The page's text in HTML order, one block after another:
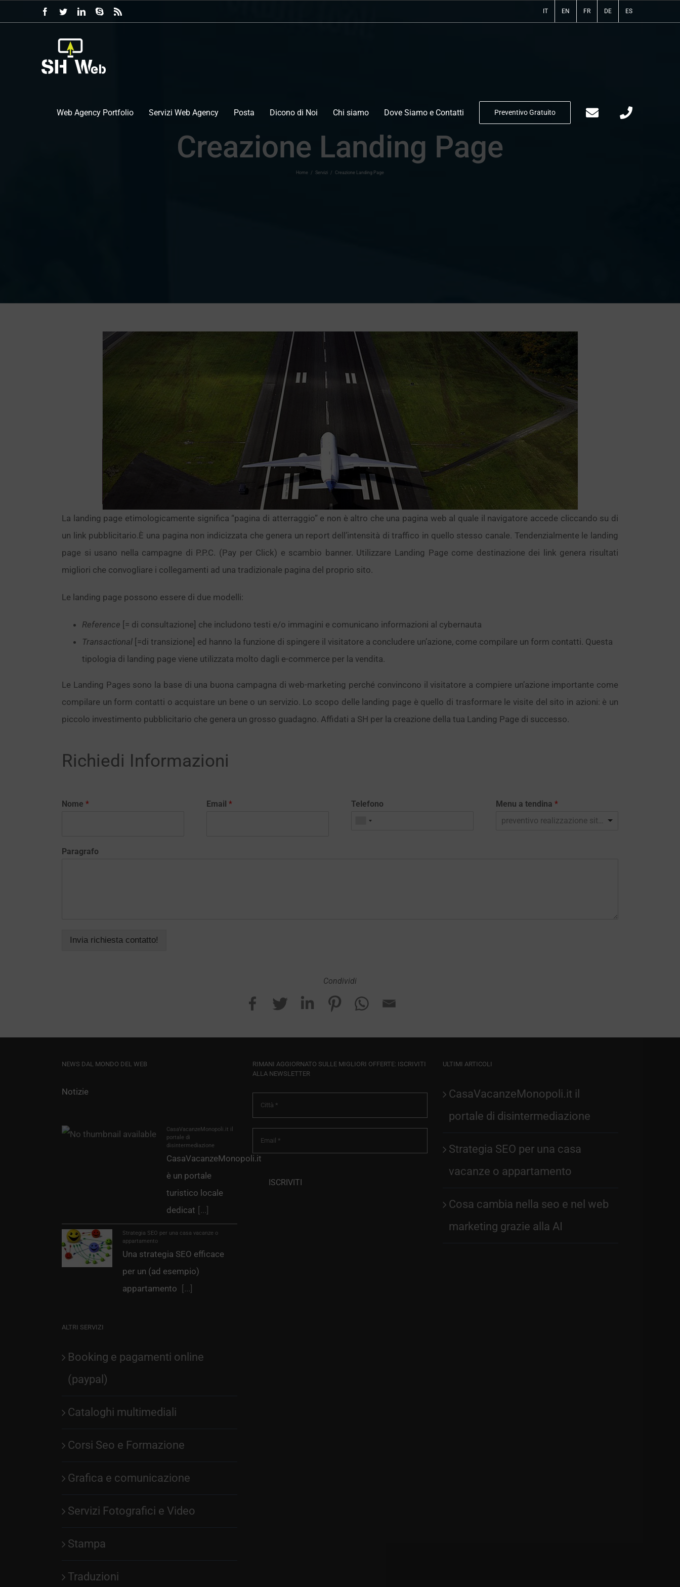
al
Facebook
TwitterLinkedIn
Skype IT EN FR DE ES
Web Agency Portfolio Servizi Web Agency Posta Dicono di Noi Chi siamo Dove Siamo e Contatti Preventivo Gratuito
Creazione Landing Page
Home / Servizi / Creazione Landing Page
La landing page etimologicamente significa “pagina di atterraggio” e non è altro che una pagina web al quale il navigatore accede cliccando su di
un link pubblicitario.È una pagina non indicizzata che genera un report dell’intensità di traffico in quello stesso canale. Tendenzialmente le landing
page si usano nella campagne di P.P.C. (Pay per Click) e scambio banner. Utilizzare Landing Page come destinazione dei link genera risultati
migliori che convogliare i collegamenti ad una tradizionale pagina del proprio sito.
Le landing page possono essere di due modelli:
Reference [= di consultazione] che includono testi e/o immagini e comunicano informazioni al cybernauta
Transactional [=di transizione] ed hanno la funzione di spingere il visitatore a concludere un’azione, come compilare un form contatti. Questa
tipologia di landing page viene utilizzata molto dagli e-commerce per la vendita.
Le Landing Pages sono la base di una buona campagna di web-marketing perché convincono il visitatore a compiere un’azione importante come
compilare un form contatti o acquistare un bene o un servizio. Lo scopo delle landing page è quello di trasformare le visite del sito in azioni: è un
piccolo investimento pubblicitario che genera un grosso guadagno. Affidati a SH per la creazione della tua Landing Page di successo.
Richiedi Informazioni
Nome * Email * Telefono Menu a tendina *
preventivo realizzazione sito web
Paragrafo
Invia richiesta contatto!
Condividi
NEWS DAL MONDO DEL WEB
Notizie
CasaVacanzeMonopoli.it il
portale di
disintermediazione
CasaVacanzeMonopoli.it
è un portale
turistico locale
dedicat [...]
Strategia SEO per una casa vacanze o
appartamento
Una strategia SEO efficace
per un (ad esempio)
appartamento
[...]
ALTRI SERVIZI
Booking e pagamenti online
(paypal)
Cataloghi multimediali
Corsi Seo e Formazione
Grafica e comunicazione
Servizi Fotografici e Video
Stampa
Traduzioni
RIMANI AGGIORNATO SULLE MIGLIORI OFFERTE: ISCRIVITI
ALLA NEWSLETTER
ULTIMI ARTICOLI
CasaVacanzeMonopoli.it il
portale di disintermediazione
Strategia SEO per una casa
vacanze o appartamento
Cosa cambia nella seo e nel web
marketing grazie alla AI